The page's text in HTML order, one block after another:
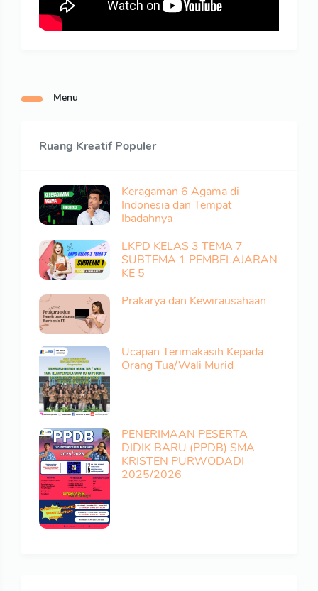
Menu
Ruang Kreatif Populer
Keragaman 6 Agama di
Indonesia dan Tempat
Ibadahnya
LKPD KELAS 3 TEMA 7
SUBTEMA 1 PEMBELAJARAN
KE 5
Prakarya dan Kewirausahaan
Ucapan Terimakasih Kepada
Orang Tua/Wali Murid
PENERIMAAN PESERTA
DIDIK BARU (PPDB) SMA
KRISTEN PURWODADI
2025/2026